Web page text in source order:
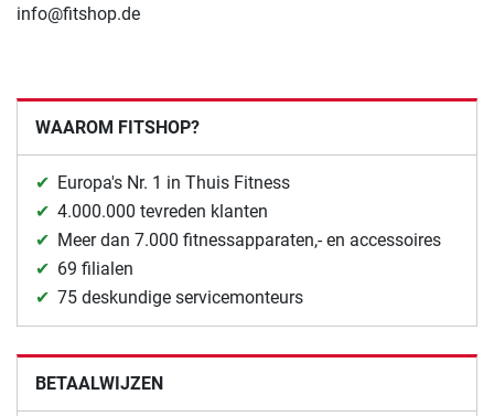
info@fitshop.de
WAAROM FITSHOP?
Europa's Nr. 1 in Thuis Fitness
4.000.000 tevreden klanten
Meer dan 7.000 fitnessapparaten,- en accessoires
69 filialen
75 deskundige servicemonteurs
BETAALWIJZEN